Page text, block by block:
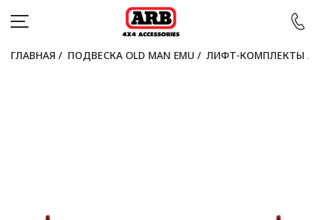
ГЛАВНАЯ / ПОДВЕСКА OLD MAN EMU / ЛИФТ-КОМПЛЕКТЫ /